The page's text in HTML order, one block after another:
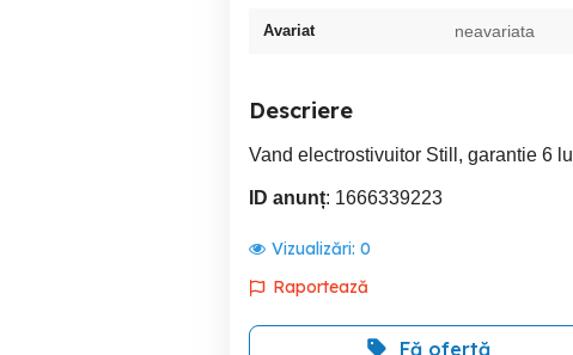
Avariat neavariata
Descriere
Vand electrostivuitor Still, garantie 6
ID anunț: 1666339223
Vizualizări: 0
Raportează
Fă ofertă